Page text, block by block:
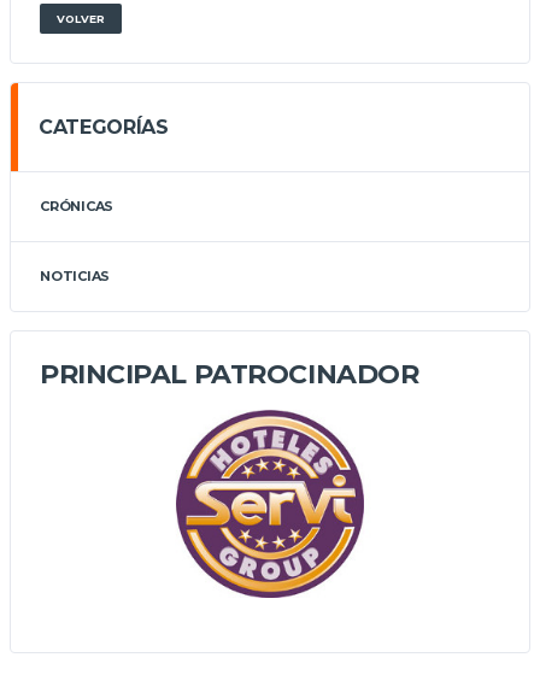
VOLVER
CATEGORÍAS
CRÓNICAS
NOTICIAS
PRINCIPAL PATROCINADOR